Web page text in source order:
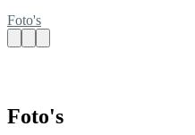
Foto's
Foto's